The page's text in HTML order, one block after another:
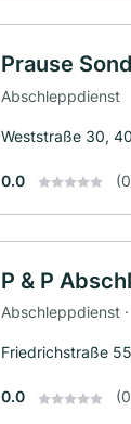
Prause
Abschleppdienst
Weststraße 30,
0.0
P & P
Abschleppdienst
Friedrichstraße
0.0